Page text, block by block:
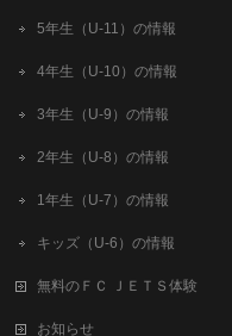
5年生（U-11）の情報
4年生（U-10）の情報
3年生（U-9）の情報
2年生（U-8）の情報
1年生（U-7）の情報
キッズ（U-6）の情報
無料のＦＣ ＪＥＴＳ体験
お知らせ